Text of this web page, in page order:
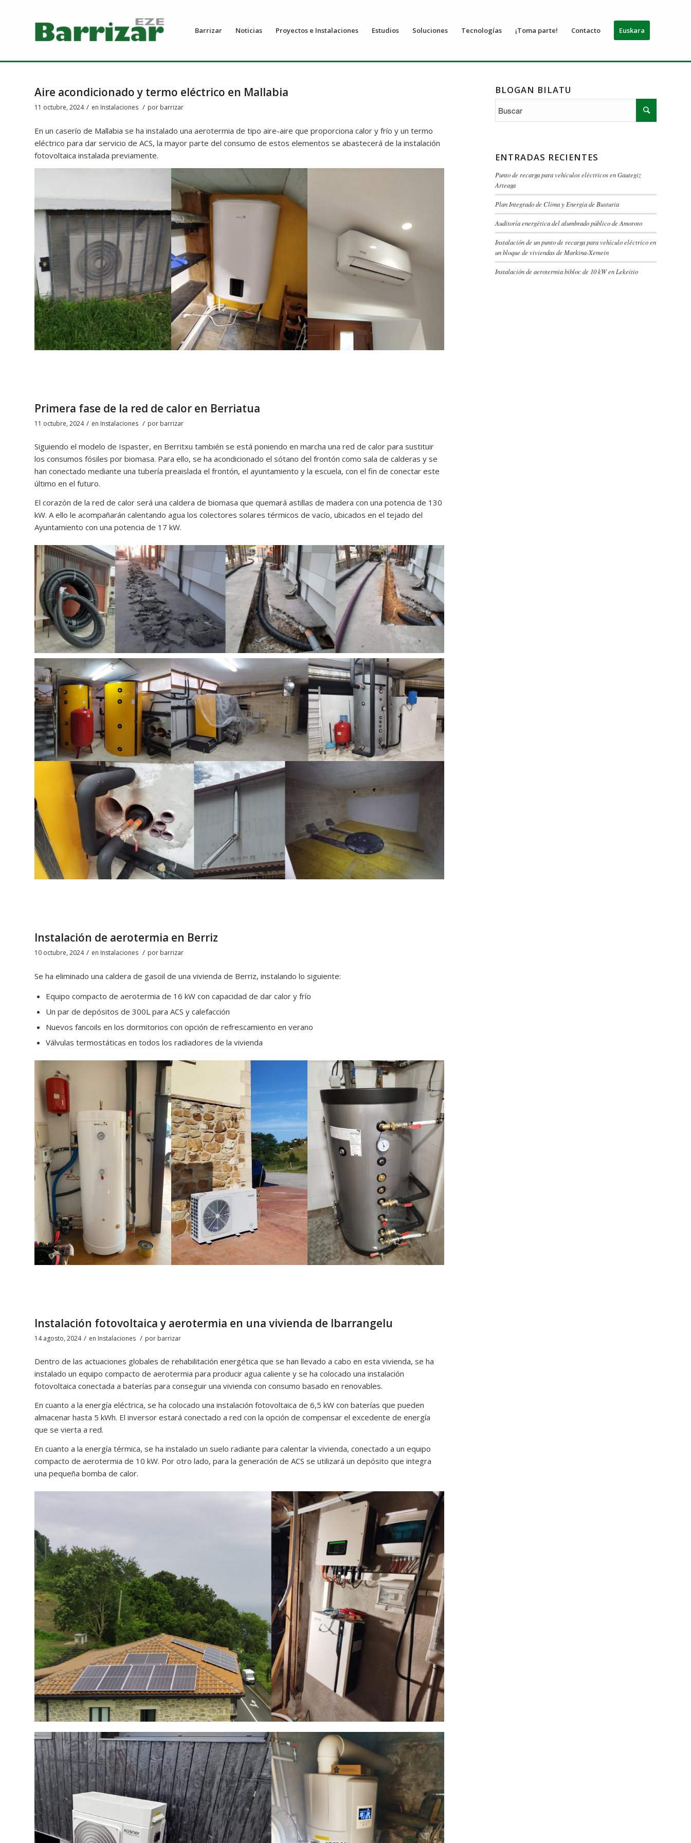
Barrizar Noticias Proyectos e Instalaciones Estudios Soluciones Tecnologías ¡Toma parte! Contacto Euskara
Aire acondicionado y termo eléctrico en Mallabia
11 octubre, 2024 / en Instalaciones / por barrizar
En un caserío de Mallabia se ha instalado una aerotermia de tipo aire-aire que proporciona calor y frío y un termo
eléctrico para dar servicio de ACS, la mayor parte del consumo de estos elementos se abastecerá de la instalación
fotovoltaica instalada previamente.
Primera fase de la red de calor en Berriatua
11 octubre, 2024 / en Instalaciones / por barrizar
Siguiendo el modelo de Ispaster, en Berritxu también se está poniendo en marcha una red de calor para sustituir
los consumos fósiles por biomasa. Para ello, se ha acondicionado el sótano del frontón como sala de calderas y se
han conectado mediante una tubería preaislada el frontón, el ayuntamiento y la escuela, con el fin de conectar este
último en el futuro.
El corazón de la red de calor será una caldera de biomasa que quemará astillas de madera con una potencia de 130
kW. A ello le acompañarán calentando agua los colectores solares térmicos de vacío, ubicados en el tejado del
Ayuntamiento con una potencia de 17 kW.
Instalación de aerotermia en Berriz
10 octubre, 2024 / en Instalaciones / por barrizar
Se ha eliminado una caldera de gasoil de una vivienda de Berriz, instalando lo siguiente:
Equipo compacto de aerotermia de 16 kW con capacidad de dar calor y frío
Un par de depósitos de 300L para ACS y calefacción
Nuevos fancoils en los dormitorios con opción de refrescamiento en verano
Válvulas termostáticas en todos los radiadores de la vivienda
Instalación fotovoltaica y aerotermia en una vivienda de Ibarrangelu
14 agosto, 2024 / en Instalaciones / por barrizar
Dentro de las actuaciones globales de rehabilitación energética que se han llevado a cabo en esta vivienda, se ha
instalado un equipo compacto de aerotermia para producir agua caliente y se ha colocado una instalación
fotovoltaica conectada a baterías para conseguir una vivienda con consumo basado en renovables.
En cuanto a la energía eléctrica, se ha colocado una instalación fotovoltaica de 6,5 kW con baterías que pueden
almacenar hasta 5 kWh. El inversor estará conectado a red con la opción de compensar el excedente de energía
que se vierta a red.
En cuanto a la energía térmica, se ha instalado un suelo radiante para calentar la vivienda, conectado a un equipo
compacto de aerotermia de 10 kW. Por otro lado, para la generación de ACS se utilizará un depósito que integra
una pequeña bomba de calor.
BLOGAN BILATU
ENTRADAS RECIENTES
Punto de recarga para vehículos eléctricos en Gautegiz
Arteaga
Plan Integrado de Clima y Energía de Busturia
Auditoría energética del alumbrado público de Amoroto
Instalación de un punto de recarga para vehículo eléctrico en
un bloque de viviendas de Markina-Xemein
Instalación de aerotermia bibloc de 10 kW en Lekeitio